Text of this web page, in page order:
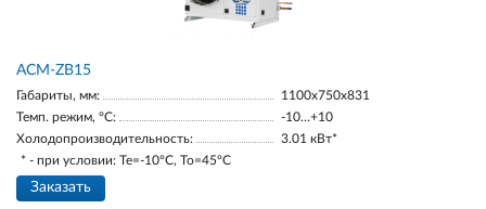
ACM-ZB15
Габариты, мм:
1100х750х831
Темп. режим, °С:
-10…+10
Холодопроизводительность:
3.01 кВт*
* - при условии: Te=-10ºC, To=45ºC
Заказать